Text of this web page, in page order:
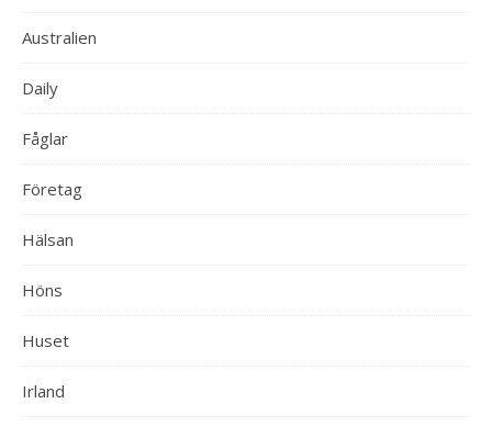
Australien
Daily
Fåglar
Företag
Hälsan
Höns
Huset
Irland